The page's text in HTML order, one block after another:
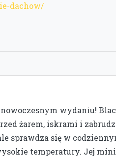
dachow/
wydaniu!
żarem, iskrami i
sprawdza się w
temperatury. Jej